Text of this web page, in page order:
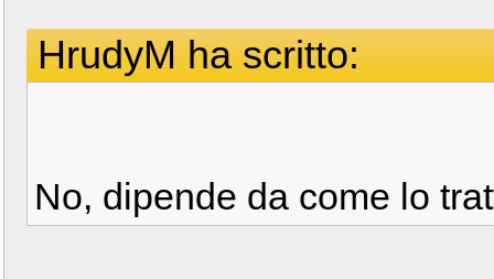
HrudyM ha scritto:
No, dipende da come lo